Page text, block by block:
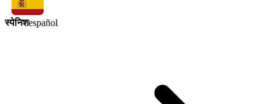
स्पेनिशespañol